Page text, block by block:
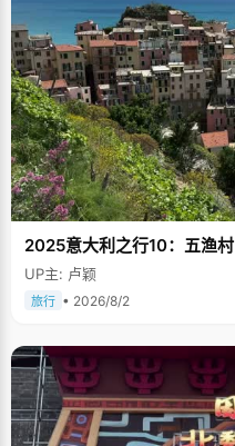
2025意大利之行10：五渔村
UP主: 卢颖
旅行 • 2026/8/2